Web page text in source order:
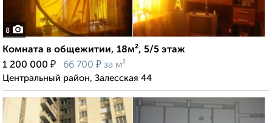
8
Комната в общежитии, 18м², 5/5 этаж
1 200 000 ₽ 66 700 ₽ за м²
Центральный район, Залесская 44